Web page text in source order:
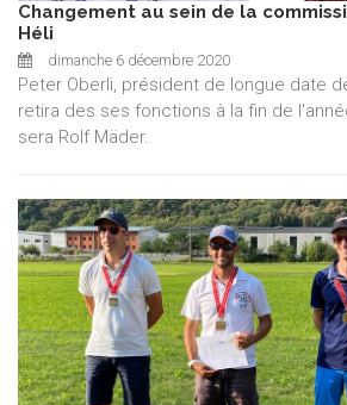
Changement au sein de la
Héli
dimanche 6 décembre 2020
Peter Oberli, président de longue date
retira des ses fonctions à la fin de
sera Rolf Mäder.